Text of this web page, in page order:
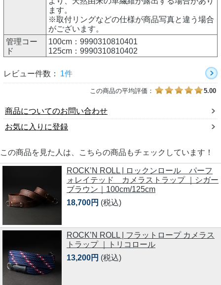
ます。
※取付リングなどの仕様が商品写真と違う場合
がございます。
管理コー
ド
100cm：9990310810401
125cm：9990310810402
レビュー件数： 1件
この商品の平均評価： 5.00
商品についてのお問い合わせ
お気に入りに登録
この商品を見た人は、こちらの商品もチェックしています！
ROCK’N ROLL | ロックンロール パーフ
ォレイテッド カメラストラップ ｜シガー
ブラウン｜100cm/125cm
18,700円 (税込)
ROCK’N ROLL | フラットロープ カメラス
トラップ ｜トリコロール
13,200円 (税込)